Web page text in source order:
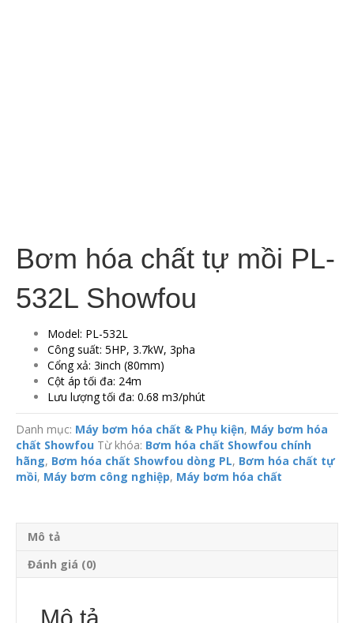
Bơm hóa chất tự mồi PL-
532L Showfou
Model: PL-532L
Công suất: 5HP, 3.7kW, 3pha
Cổng xả: 3inch (80mm)
Cột áp tối đa: 24m
Lưu lượng tối đa: 0.68 m3/phút
Danh mục: Máy bơm hóa chất & Phụ kiện, Máy bơm hóa
chất Showfou Từ khóa: Bơm hóa chất Showfou chính
hãng, Bơm hóa chất Showfou dòng PL, Bơm hóa chất tự
mồi, Máy bơm công nghiệp, Máy bơm hóa chất
Mô tả
Đánh giá (0)